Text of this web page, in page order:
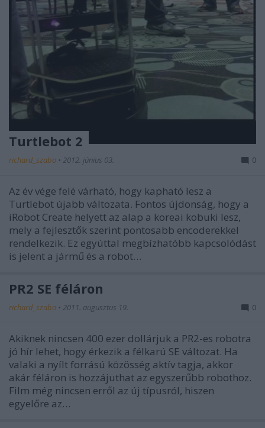
Turtlebot 2
richard_szabo • 2012. június 03. 0
Az év vége felé várható, hogy kapható lesz a
Turtlebot újabb változata. Fontos újdonság, hogy a
iRobot Create helyett az alap a koreai kobuki lesz,
mely a fejlesztők szerint pontosabb encoderekkel
rendelkezik. Ez egyúttal megbízhatóbb kapcsolódást
is jelent a jármű és a robot…
PR2 SE féláron
richard_szabo • 2011. augusztus 19. 0
Akiknek nincsen 400 ezer dollárjuk a PR2-es robotra
jó hír lehet, hogy érkezik a félkarú SE változat. Ha
valaki a nyílt forrású közösség aktív tagja, akkor
akár féláron is hozzájuthat az egyszerűbb robothoz.
Film még nincsen erről az új típusról, hiszen
egyelőre az…